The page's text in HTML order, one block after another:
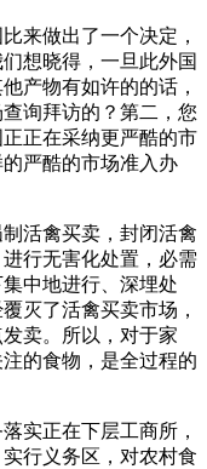
做出了一个决定，
想晓得，一旦此外国
产物有如许的的话，
询拜访的？第二，您
正在采纳更严酷的市
严酷的市场准入办
活禽买卖，封闭活禽
行无害化处置，必需
中地进行、深埋处
灭了活禽买卖市场，
卖。所以，对于家
的食物，是全过程的
正在下层工商所，
行义务区，对农村食